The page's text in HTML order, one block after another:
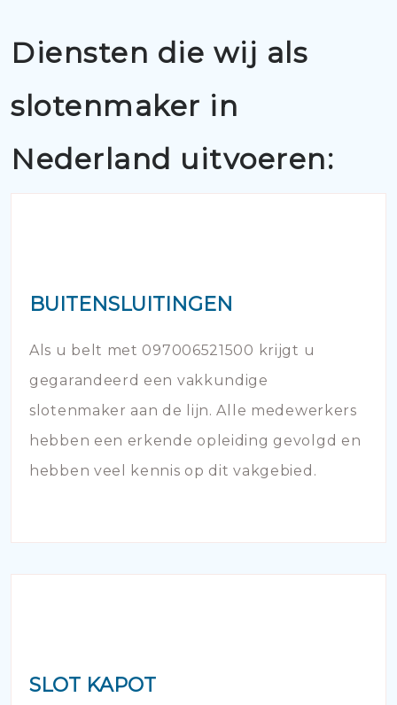
Diensten die wij als
slotenmaker in
Nederland uitvoeren:
BUITENSLUITINGEN
Als u belt met 097006521500 krijgt u
gegarandeerd een vakkundige
slotenmaker aan de lijn. Alle medewerkers
hebben een erkende opleiding gevolgd en
hebben veel kennis op dit vakgebied.
SLOT KAPOT